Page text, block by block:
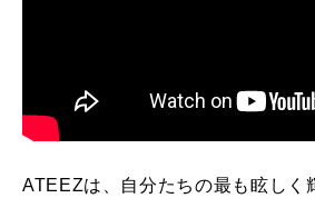
ATEEZは、自分たちの最も眩しく